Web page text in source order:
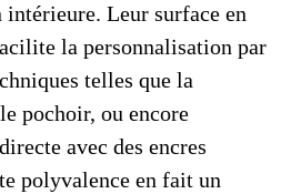
intérieure. Leur surface en
la personnalisation par
telles que la
pochoir, ou encore
avec des encres
polyvalence en fait un